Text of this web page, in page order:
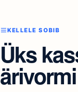
KELLELE SOBIB
Üks
ärivormi